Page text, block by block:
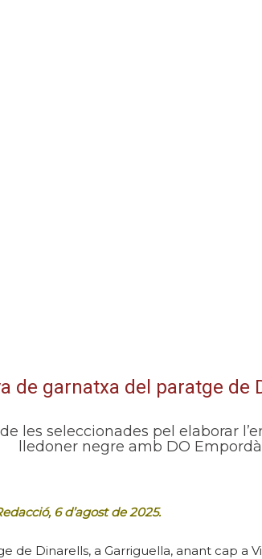
de garnatxa del paratge de
les seleccionades pel elaborar
lledoner negre amb DO Empordà
6 d’agost de 2025.
de Dinarells, a Garriguella, anant cap a